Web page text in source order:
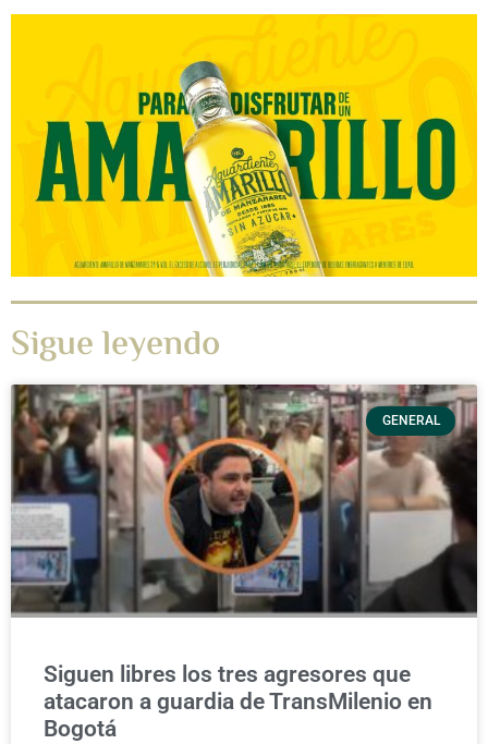
Sigue leyendo
GENERAL
Siguen libres los tres agresores que
atacaron a guardia de TransMilenio en
Bogotá